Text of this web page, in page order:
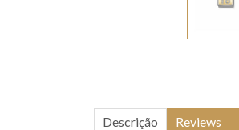
Descrição Reviews